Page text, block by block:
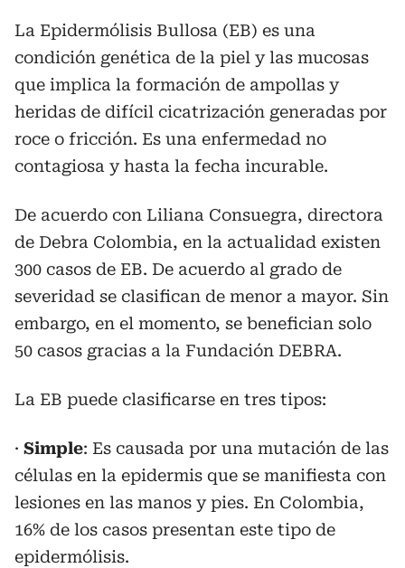
La Epidermólisis Bullosa (EB) es una
condición genética de la piel y las mucosas
que implica la formación de ampollas y
heridas de difícil cicatrización generadas por
roce o fricción. Es una enfermedad no
contagiosa y hasta la fecha incurable.
De acuerdo con Liliana Consuegra, directora
de Debra Colombia, en la actualidad existen
300 casos de EB. De acuerdo al grado de
severidad se clasifican de menor a mayor. Sin
embargo, en el momento, se benefician solo
50 casos gracias a la Fundación DEBRA.
La EB puede clasificarse en tres tipos:
· Simple: Es causada por una mutación de las
células en la epidermis que se manifiesta con
lesiones en las manos y pies. En Colombia,
16% de los casos presentan este tipo de
epidermólisis.